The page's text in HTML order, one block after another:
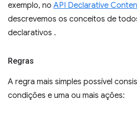
exemplo, no API Declarative
descrevemos os conceitos de
declarativos .
Regras
A regra mais simples possível
condições e uma ou mais ações: